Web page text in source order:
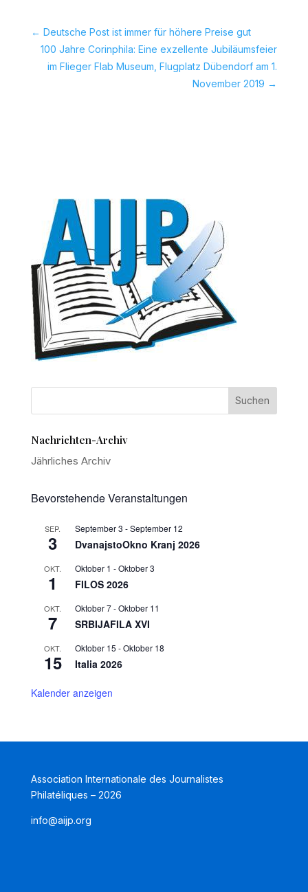
← Deutsche Post ist immer für höhere Preise gut
100 Jahre Corinphila: Eine exzellente Jubiläumsfeier
im Flieger Flab Museum, Flugplatz Dübendorf am 1.
November 2019 →
Nachrichten-Archiv
Jährliches Archiv
Bevorstehende Veranstaltungen
SEP.
3
September 3 -September 12
DvanajstoOkno Kranj 2026
OKT.
1
Oktober 1 -Oktober 3
FILOS 2026
OKT.
7
Oktober 7-Oktober 11
SRBIJAFILA XVI
OKT.
15
Oktober 15 -Oktober 18
Italia 2026
Kalender anzeigen
Association Internationale des Journalistes
Philatéliques – 2026
info@aijp.org